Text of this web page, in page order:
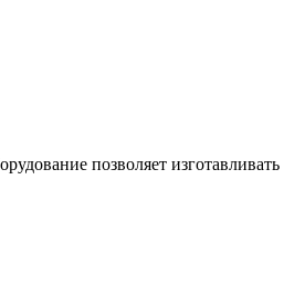
позволяет изготавливать